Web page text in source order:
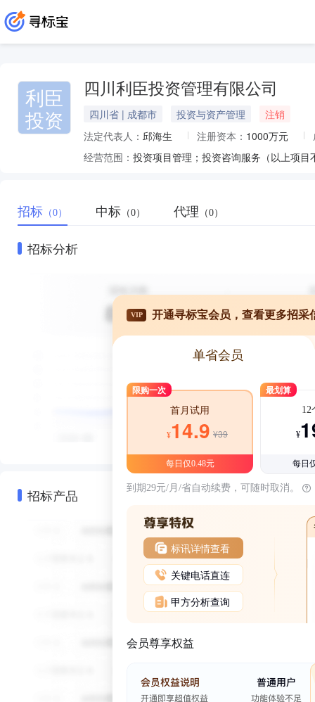
利臣
投资
四川利臣投资管理有限公司
四川省 | 成都市 投资与资产管理
注销
法定代表人： 邱海生 注册资本： 1000万元
经营范围：
招标 （0） 中标 （0） 代理 （0）
招标分析
招标产品
VIP 开通寻标宝会员，查看更多招采
单省会员
限购一次
首月试用
¥14.9 ¥39
每日仅0.48元
最划算
12
¥
每日
到期29元/月/省自动续费，可随时取消。
标讯详情查看
关键电话直连
甲方分析查询
会员尊享权益